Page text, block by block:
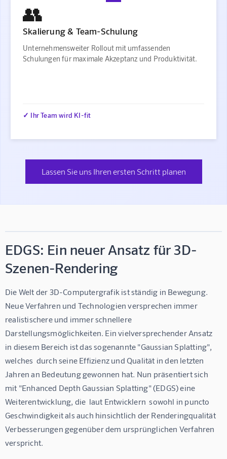
👥
Skalierung & Team-Schulung
Unternehmensweiter Rollout mit umfassenden
Schulungen für maximale Akzeptanz und Produktivität.
✓ Ihr Team wird KI-fit
Lassen Sie uns Ihren ersten Schritt planen
EDGS: Ein neuer Ansatz für 3D-
Szenen-Rendering
Die Welt der 3D-Computergrafik ist ständig in Bewegung.
Neue Verfahren und Technologien versprechen immer
realistischere und immer schnellere
Darstellungsmöglichkeiten. Ein vielversprechender Ansatz
in diesem Bereich ist das sogenannte "Gaussian Splatting",
welches  durch seine Effizienz und Qualität in den letzten
Jahren an Bedeutung gewonnen hat. Nun präsentiert sich
mit "Enhanced Depth Gaussian Splatting" (EDGS) eine
Weiterentwicklung, die  laut Entwicklern  sowohl in puncto
Geschwindigkeit als auch hinsichtlich der Renderingqualität
Verbesserungen gegenüber dem ursprünglichen Verfahren
verspricht.